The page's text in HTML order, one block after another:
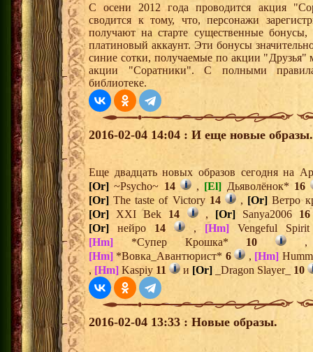
С осени 2012 года проводится акция
сводится к тому, что, персонажи
получают на старте существенные
платиновый аккаунт. Эти бонусы
синие сотки, получаемые по акции "Друзья"
акции "Соратники". С полными
библиотеке.
2016-02-04 14:04 : И еще новые образы.
Еще двадцать новых образов сегодня на
[Or] ~Psycho~ 14 , [El] Дьяволёнок* 16
[Or] The taste of Victory 14 , [Or] Ветро
[Or] XXI Bek 14 , [Or]Sanya2006 16
[Or] нейро 14 , [Hm]Vengeful
[Hm] *Супер Крошка* 10
[Hm] *Вовка_Авантюрист* 6 , [Hm]
, [Hm] Kaspiy 11 и [Or] _Dragon Slayer_ 10
2016-02-04 13:33 : Новые образы.